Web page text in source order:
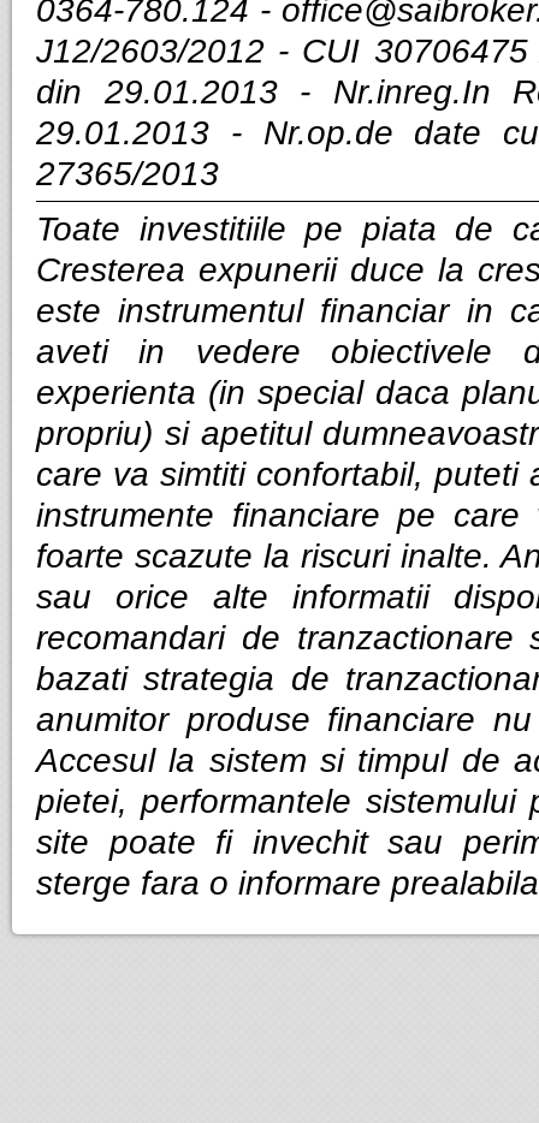
0364-780.124 -
J12/2603/2012 - CUI
din 29.01.2013 - Nr.inreg.In
29.01.2013 - Nr.op.de date
27365/2013
Toate investitiile pe piata de
Cresterea expunerii duce la
este instrumentul financiar in
aveti in vedere obiectivele
experienta (in special daca
propriu) si apetitul
care va simtiti confortabil, puteti
instrumente financiare pe
foarte scazute la riscuri inalte.
sau orice alte informatii
recomandari de
bazati strategia de
anumitor produse financiare
Accesul la sistem si timpul de
pietei, performantele
site poate fi invechit sau
sterge fara o informare